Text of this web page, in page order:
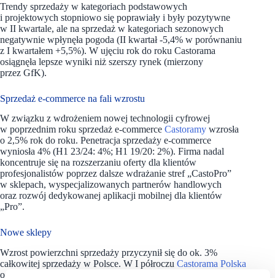
Trendy sprzedaży w kategoriach podstawowych
i projektowych stopniowo się poprawiały i były pozytywne
w II kwartale, ale na sprzedaż w kategoriach sezonowych
negatywnie wpłynęła pogoda (II kwartał -5,4% w porównaniu
z I kwartałem +5,5%). W ujęciu rok do roku Castorama
osiągnęła lepsze wyniki niż szerszy rynek (mierzony
przez GfK).
Sprzedaż e-commerce na fali wzrostu
W związku z wdrożeniem nowej technologii cyfrowej
w poprzednim roku sprzedaż e-commerce Castoramy wzrosła
o 2,5% rok do roku. Penetracja sprzedaży e-commerce
wyniosła 4% (H1 23/24: 4%; H1 19/20: 2%). Firma nadal
koncentruje się na rozszerzaniu oferty dla klientów
profesjonalistów poprzez dalsze wdrażanie stref „CastoPro”
w sklepach, wyspecjalizowanych partnerów handlowych
oraz rozwój dedykowanej aplikacji mobilnej dla klientów
„Pro”.
Nowe sklepy
Wzrost powierzchni sprzedaży przyczynił się do ok. 3%
całkowitej sprzedaży w Polsce. W I półroczu Castorama Polska
otworzyła cztery sklepy (trzy wielkopowierzchniowe w Pile,